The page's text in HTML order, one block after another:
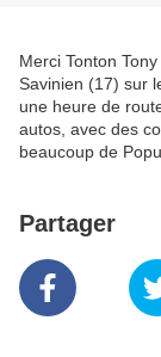
Merci Tonton
Savinien (17) sur
une heure de
autos, avec des
beaucoup de
Partager